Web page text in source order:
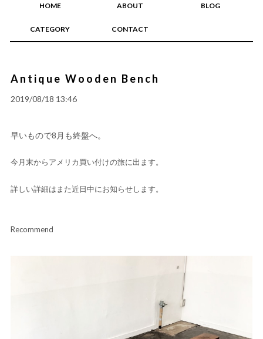
HOME ABOUT BLOG
CATEGORY CONTACT
Antique Wooden Bench
2019/08/18 13:46
早いもので8月も終盤へ。
今月末からアメリカ買い付けの旅に出ます。
詳しい詳細はまた近日中にお知らせします。
Recommend